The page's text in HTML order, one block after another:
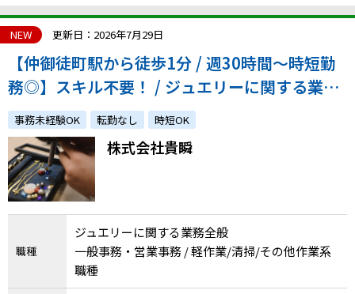
NEW 更新日：2026年7月29日
【仲御徒町駅から徒歩1分 / 週30時間～時短勤
務◎】スキル不要！ / ジュエリーに関する業務
/ オープンポジション
事務未経験OK 転勤なし 時短OK
株式会社貴瞬
職種
ジュエリーに関する業務全般
一般事務・営業事務 / 軽作業/清掃/その他作業系
職種